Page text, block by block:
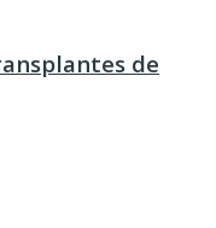
de